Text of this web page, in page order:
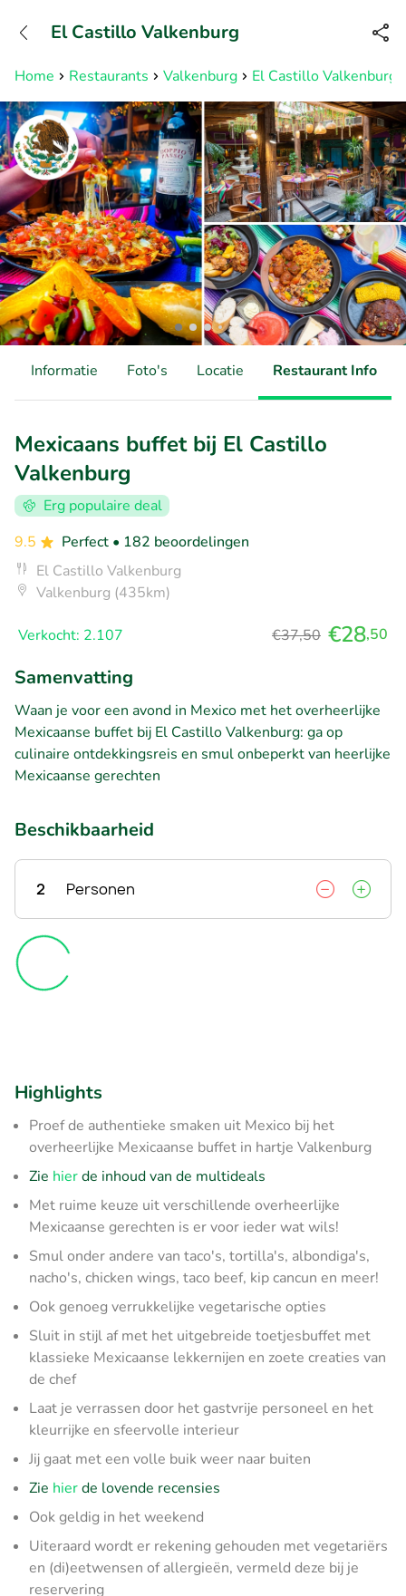
Bereikbaar tot 23:00 uur
Home Restaurants Valkenburg El Castillo Valkenburg
El Castillo Valkenburg
Informatie Foto's Locatie Restaurant Info
Mexicaans buffet bij El Castillo
Valkenburg
Erg populaire deal
9.5
Perfect • 182 beoordelingen
El Castillo Valkenburg
Valkenburg (435km)
Verkocht: 2.107 €37,50 €28,50
Samenvatting
Waan je voor een avond in Mexico met het overheerlijke
Mexicaanse buffet bij El Castillo Valkenburg: ga op
culinaire ontdekkingsreis en smul onbeperkt van heerlijke
Mexicaanse gerechten
Beschikbaarheid
2 Personen
Highlights
Proef de authentieke smaken uit Mexico bij het
overheerlijke Mexicaanse buffet in hartje Valkenburg
Zie hierde inhoud van de multideals
Met ruime keuze uit verschillende overheerlijke
Mexicaanse gerechten is er voor ieder wat wils!
Smul onder andere van taco's, tortilla's, albondiga's,
nacho's, chicken wings, taco beef, kip cancun en meer!
Ook genoeg verrukkelijke vegetarische opties
Sluit in stijl af met het uitgebreide toetjesbuffet met
klassieke Mexicaanse lekkernijen en zoete creaties van
de chef
Laat je verrassen door het gastvrije personeel en het
kleurrijke en sfeervolle interieur
Jij gaat met een volle buik weer naar buiten
Zie hierde lovende recensies
Ook geldig in het weekend
Uiteraard wordt er rekening gehouden met vegetariërs
en (di)eetwensen of allergieën, vermeld deze bij je
reservering